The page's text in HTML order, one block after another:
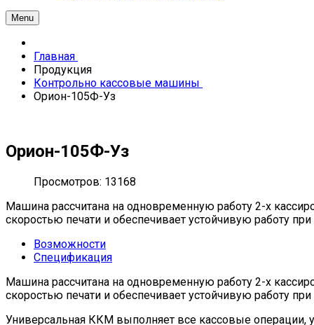
Menu
Главная
Продукция
Контрольно кассовые машины
Орион-105Ф-Уз
Орион-105Ф-Уз
Просмотров: 13168
Машина рассчитана на одновременную работу 2-х
скоростью печати и обеспечивает устойчивую работу
Возможности
Спецификация
Машина рассчитана на одновременную работу 2-х
скоростью печати и обеспечивает устойчивую работу
Универсальная ККМ выполняет все кассовые операции,